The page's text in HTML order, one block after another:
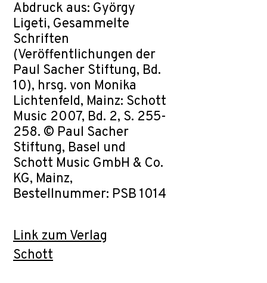
Abdruck aus: György
Ligeti, Gesammelte
Schriften
(Veröffentlichungen der
Paul Sacher Stiftung, Bd.
10), hrsg. von Monika
Lichtenfeld, Mainz: Schott
Music 2007, Bd. 2, S. 255-
258. © Paul Sacher
Stiftung, Basel und
Schott Music GmbH & Co.
KG, Mainz,
Bestellnummer: PSB 1014
Link zum Verlag
Schott